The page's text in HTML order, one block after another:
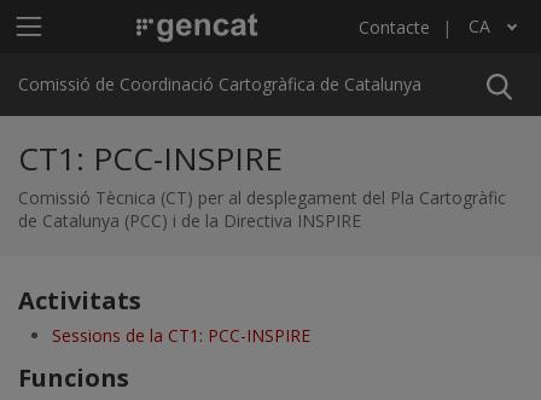
Menú principal C4 Contacte CA
Llista les accions addicionals
Comissió de Coordinació Cartogràfica de Catalunya
CT1: PCC-INSPIRE
Comissió Tècnica (CT) per al desplegament del Pla Cartogràfic
de Catalunya (PCC) i de la Directiva INSPIRE
Activitats
Sessions de la CT1: PCC-INSPIRE
Funcions